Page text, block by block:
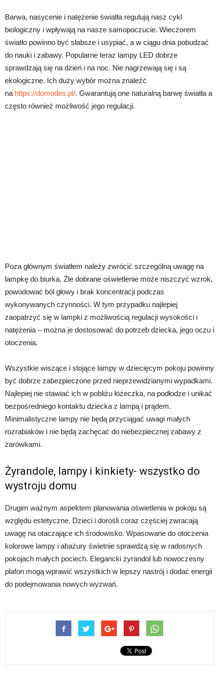
Barwa, nasycenie i natężenie światła regulują nasz cykl
biologiczny i wpływają na nasze samopoczucie. Wieczorem
światło powinno być słabsze i usypiać, a w ciągu dnia pobudzać
do nauki i zabawy. Popularne teraz lampy LED dobrze
sprawdzają się na dzień i na noc. Nie nagrzewają się i są
ekologiczne. Ich duży wybór można znaleźć
na https://domodes.pl/. Gwarantują one naturalną barwę światła a
często również możliwość jego regulacji.
Poza głównym światłem należy zwrócić szczególną uwagę na
lampkę do biurka. Źle dobrane oświetlenie może niszczyć wzrok,
powodować ból głowy i brak koncentracji podczas
wykonywanych czynności. W tym przypadku najlepiej
zaopatrzyć się w lampki z możliwością regulacji wysokości i
natężenia – można je dostosować do potrzeb dziecka, jego oczu i
otoczenia.
Wszystkie wiszące i stojące lampy w dziecięcym pokoju powinny
być dobrze zabezpieczone przed nieprzewidzianymi wypadkami.
Najlepiej nie stawiać ich w pobliżu łóżeczka, na podłodze i unikać
bezpośredniego kontaktu dziecka z lampą i prądem.
Minimalistyczne lampy nie będą przyciągać uwagi małych
rozrabiaków i nie będą zachęcać do niebezpiecznej zabawy z
żarówkami.
Żyrandole, lampy i kinkiety- wszystko do
wystroju domu
Drugim ważnym aspektem planowania oświetlenia w pokoju są
względu estetyczne. Dzieci i dorośli coraz częściej zwracają
uwagę na otaczające ich środowisko. Wpasowane do otoczenia
kolorowe lampy i abażury świetnie sprawdzą się w radosnych
pokojach małych pociech. Elegancki żyrandol lub nowoczesny
plafon mogą wprawić wszystkich w lepszy nastrój i dodać energii
do podejmowania nowych wyzwań.